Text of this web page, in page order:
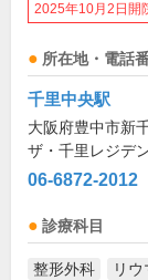
2025年10月2日開
所在地・電話
千里中央駅
大阪府豊中市新
ザ・千里レジデ
06-6872-2012
診療科目
整形外科 リ